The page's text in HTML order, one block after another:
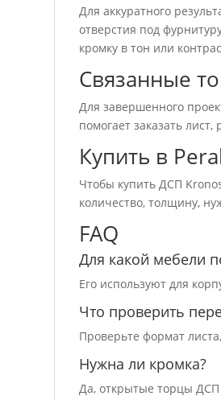
Для аккуратного
отверстия под
кромку в тон или
Связанные
Для завершенного
помогает заказать
Купить в
Чтобы купить ДСП
количество, толщину,
FAQ
Для какой мебели
Его используют для
Что проверить
Проверьте формат
Нужна ли кромка?
Да, открытые торцы